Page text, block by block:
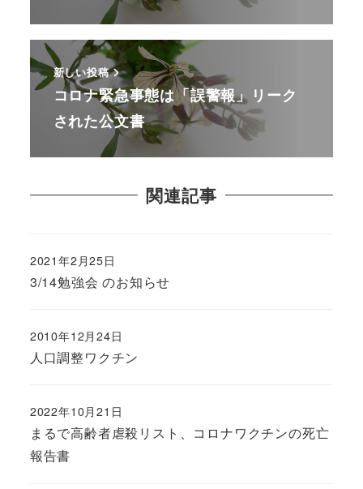
新しい投稿
コロナ緊急事態は「誤警報」リーク
された公文書
関連記事
3/14勉強会 のお知らせ
2021年2月25日
人口調整ワクチン
2010年12月24日
まるで高齢者虐殺リスト、コロナワクチンの死亡
報告書
2022年10月21日